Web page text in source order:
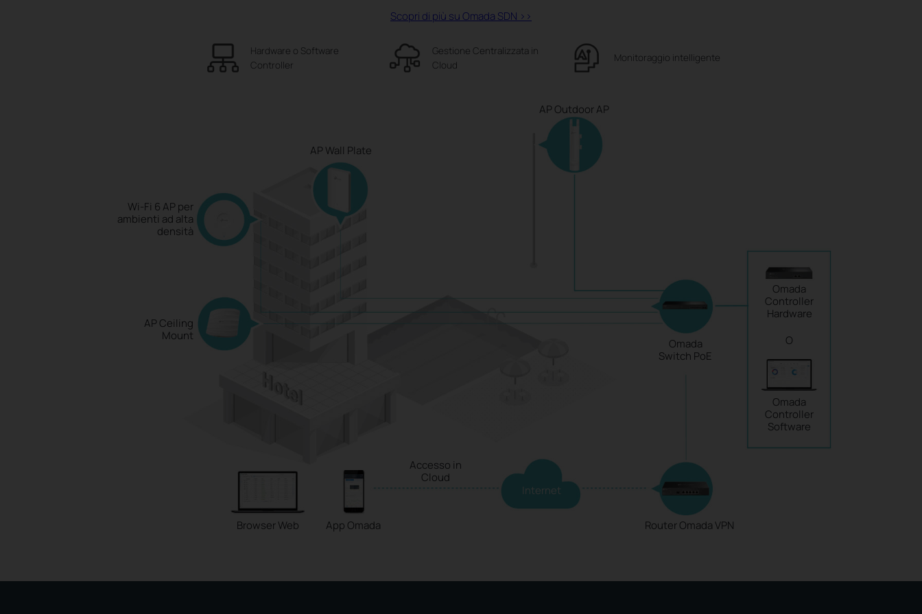
Scopri di più su Omada SDN >>
Hardware o Software
Controller
Gestione Centralizzata in
Cloud
Monitoraggio intelligente
Wi-Fi 6 AP per
ambienti ad alta
densità
AP Ceiling
Mount
AP Wall Plate
AP Outdoor AP
Omada
Switch PoE
Omada
Controller
Hardware
O
Omada
Controller
Software
Browser Web App Omada
Accesso in
Cloud
Internet
Router Omada VPN